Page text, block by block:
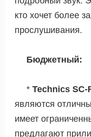
кто хочет более
прослушивания.
Бюджетный:
* Technics SC-
являются
имеет
предлагают